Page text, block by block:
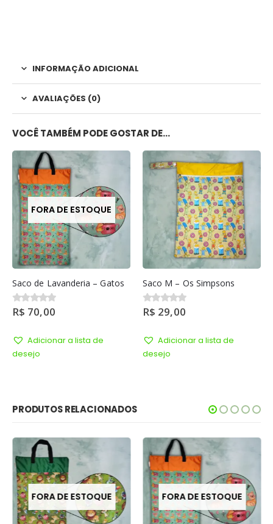
INFORMAÇÃO ADICIONAL
AVALIAÇÕES (0)
VOCÊ TAMBÉM PODE GOSTAR DE…
FORA DE ESTOQUE
Saco de Lavanderia – Gatos
0out of 5
R$ 70,00
Adicionar a lista de
desejo
Saco M – Os Simpsons
0out of 5
R$ 29,00
Adicionar a lista de
desejo
PRODUTOS RELACIONADOS
FORA DE ESTOQUE FORA DE ESTOQUE